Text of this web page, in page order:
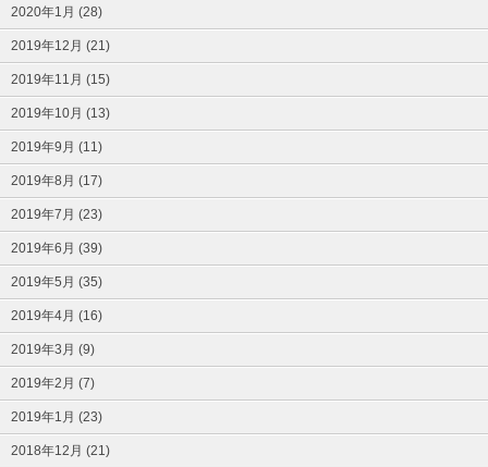
2020年1月 (28)
2019年12月 (21)
2019年11月 (15)
2019年10月 (13)
2019年9月 (11)
2019年8月 (17)
2019年7月 (23)
2019年6月 (39)
2019年5月 (35)
2019年4月 (16)
2019年3月 (9)
2019年2月 (7)
2019年1月 (23)
2018年12月 (21)